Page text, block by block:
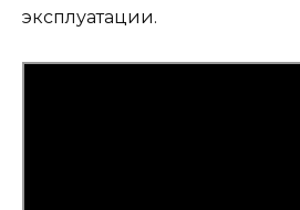
эксплуатации.